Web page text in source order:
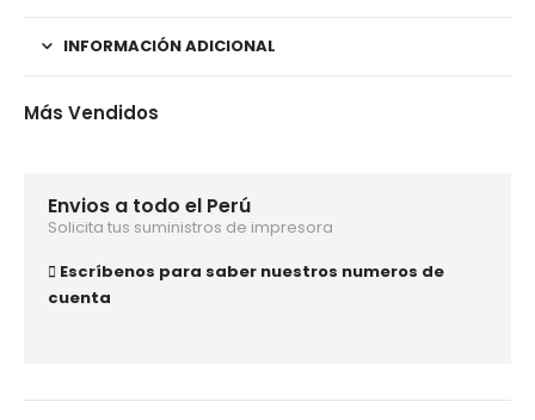
INFORMACIÓN ADICIONAL
Más Vendidos
Envios a todo el Perú
Solicita tus suministros de impresora
Escríbenos para saber nuestros numeros de
cuenta